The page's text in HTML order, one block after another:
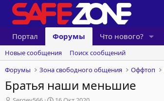
Портал Форумы Что нового?
Новые сообщения
Поиск сообщений
Форумы
Зона свободного общения Оффтоп
Братья наши меньшие